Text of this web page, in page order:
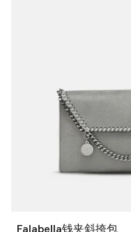
Falabella钱夹斜挎包